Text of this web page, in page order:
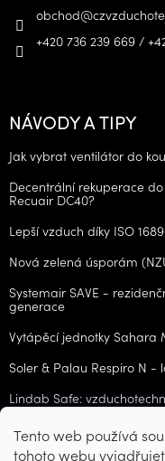
Tento web používá
tohoto webu
obchod@
+420 736 239 669 /
NÁVODY A TIPY
Jak vybrat ventilátor do
Decentrální rekuperace
Recuair DC40?
Lepší vzduch díky ISO
Nová zelená úsporám
Systemair SAVE -
generace
Vytápěcí jednotky Sahara
Soler & Palau Respiro N -
Lindab Safe:
ARCHIV